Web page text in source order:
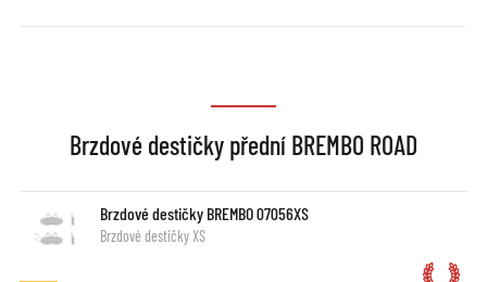
Brzdové destičky přední BREMBO ROAD
Brzdové destičky BREMBO 07056XS
Brzdové destičky XS